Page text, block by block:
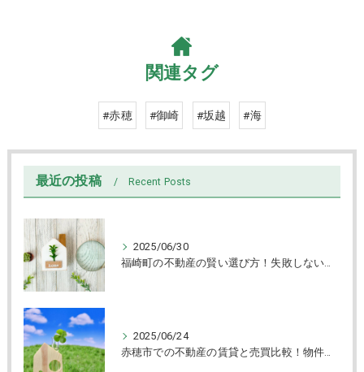
関連タグ
#赤穂 #御崎 #坂越 #海
最近の投稿 Recent Posts
2025/06/30
2025/06/24